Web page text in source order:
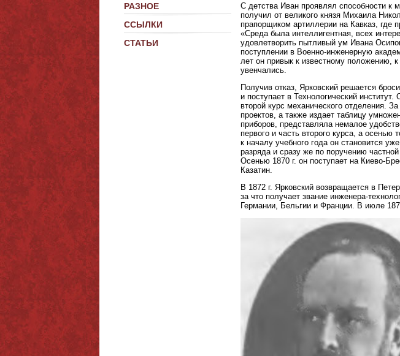
РАЗНОЕ
ССЫЛКИ
СТАТЬИ
С детства Иван проявлял способности к
получил от великого князя Михаила
прапорщиком артиллерии на Кавказ, где
«Среда была интеллигентная, всех
удовлетворить пытливый ум Ивана
поступлении в Военно-инженерную
лет он привык к известному положению,
увенчались.
Получив отказ, Ярковский решается
и поступает в Технологический
второй курс механического отделения.
проектов, а также издает таблицу
приборов, представляла немалое
первого и часть второго курса, а осенью
к началу учебного года он становится
разряда и сразу же по поручению
Осенью 1870 г. он поступает на Киево-
Казатин.
В 1872 г. Ярковский возвращается в
за что получает звание инженера-
Германии, Бельгии и Франции. В июле